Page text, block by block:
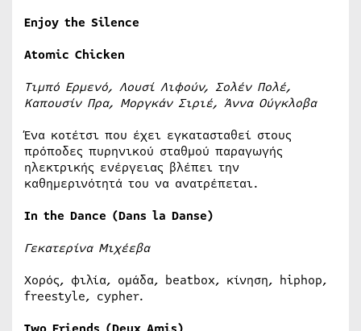
Enjoy the Silence
Atomic Chicken
Τιμπό Ερμενό, Λουσί Λιφούν, Σολέν Πολέ,
Καπουσίν Πρα, Μοργκάν Σιριέ, Άννα Ούγκλοβα
Ένα κοτέτσι που έχει εγκατασταθεί στους
πρόποδες πυρηνικού σταθμού παραγωγής
ηλεκτρικής ενέργειας βλέπει την
καθημερινότητά του να ανατρέπεται.
In the Dance (Dans la Danse)
Γεκατερίνα Μιχέεβα
Χορός, φιλία, ομάδα, beatbox, κίνηση, hiphop,
freestyle, cypher.